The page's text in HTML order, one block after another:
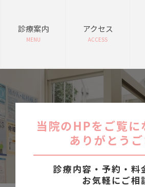
当院のHPをご覧に
ありがとう
診療内容・予約・料
お気軽にご相
診療案内
MENU
アクセス
ACCESS
月別: